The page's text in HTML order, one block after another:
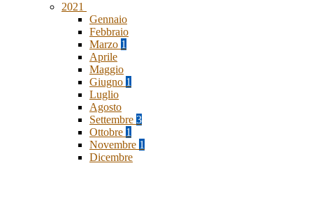
2021
Gennaio
Febbraio
Marzo 1
Aprile
Maggio
Giugno 1
Luglio
Agosto
Settembre 3
Ottobre 1
Novembre 1
Dicembre